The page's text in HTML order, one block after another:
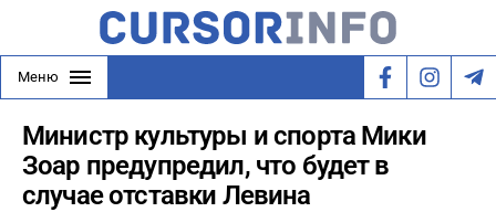
Меню
Министр культуры и спорта Мики
Зоар предупредил, что будет в
случае отставки Левина